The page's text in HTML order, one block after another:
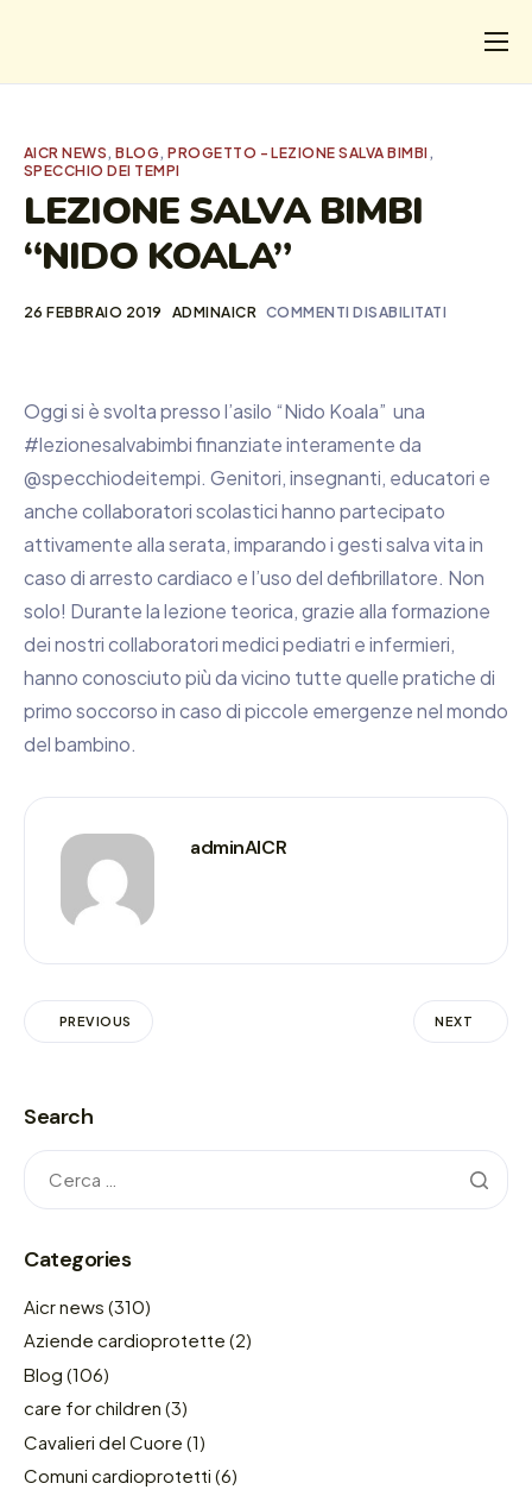
CHI
I SALVATI
FORMAZIONE
AICR NEWS,BLOG,PROGETTO - LEZIONE SALVA BIMBI,
SPECCHIO DEI TEMPI
LEZIONE SALVA BIMBI
“NIDO KOALA”
26 FEBBRAIO 2019 ADMINAICR COMMENTI DISABILITATI
Oggi si è svolta presso l’asilo “Nido Koala” una
#lezionesalvabimbi finanziate interamente da
@specchiodeitempi. Genitori, insegnanti, educatori e
anche collaboratori scolastici hanno partecipato
attivamente alla serata, imparando i gesti salva vita in
caso di arresto cardiaco e l’uso del defibrillatore. Non
solo! Durante la lezione teorica, grazie alla formazione
dei nostri collaboratori medici pediatri e infermieri,
hanno conosciuto più da vicino tutte quelle pratiche di
primo soccorso in caso di piccole emergenze nel mondo
del bambino.
adminAICR
PREVIOUS NEXT
Search
Categories
Aicr news (310)
Aziende cardioprotette (2)
Blog (106)
care for children (3)
Cavalieri del Cuore (1)
Comuni cardioprotetti (6)